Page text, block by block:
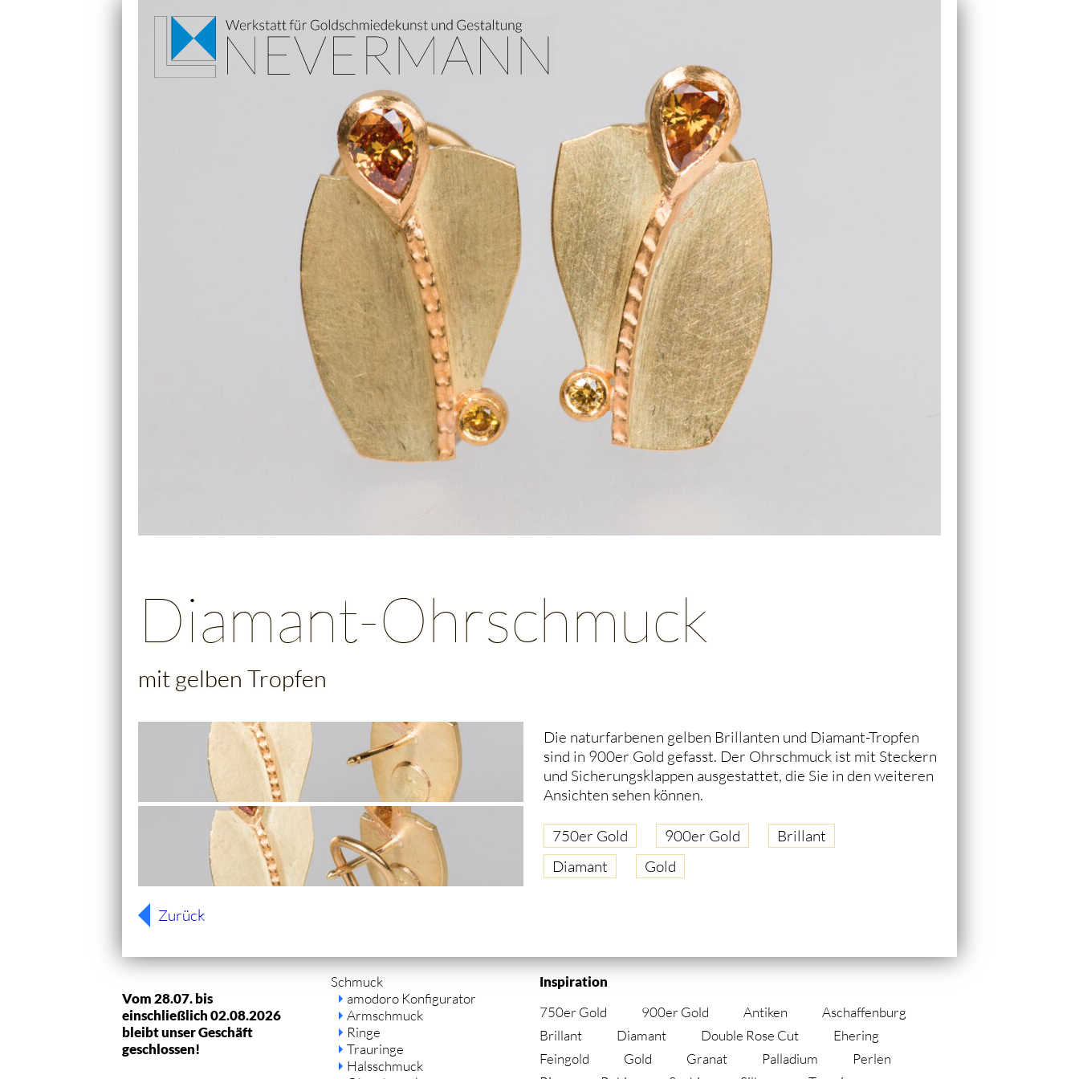
Diamant-Ohrschmuck
mit gelben Tropfen
Die naturfarbenen gelben Brillanten und Diamant-Tropfen
sind in 900er Gold gefasst. Der Ohrschmuck ist mit Steckern
und Sicherungsklappen ausgestattet, die Sie in den weiteren
Ansichten sehen können.
750er Gold 900er Gold
Brillant
Diamant
Gold
Zurück
Vom 28.07. bis
einschließlich 02.08.2026
bleibt unser Geschäft
geschlossen!
Navigation
überspringen
Schmuck
amodoro Konfigurator
Armschmuck
Ringe
Trauringe
Halsschmuck
Inspiration
750er Gold
900er Gold Antiken
Aschaffenburg
Brillant
Diamant Double Rose Cut
Ehering
Feingold
Gold Granat Palladium
Perlen